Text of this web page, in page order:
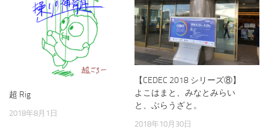
超 Rig
2018年8月1日
【CEDEC 2018 シリーズ⑧】
よこはまと、みなとみらい
と、ぶらうざと。
2018年10月30日